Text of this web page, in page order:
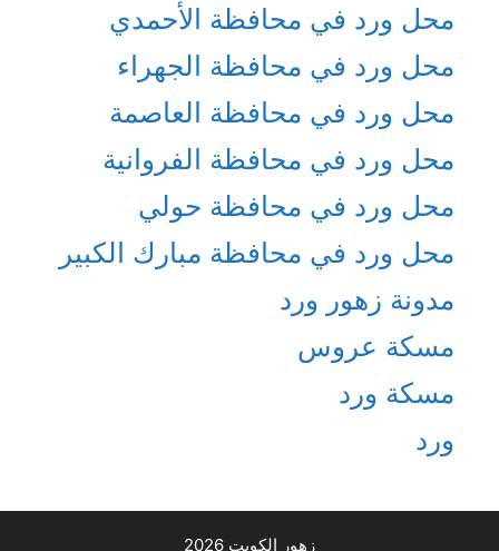
محل ورد في محافظة الأحمدي
محل ورد في محافظة الجهراء
محل ورد في محافظة العاصمة
محل ورد في محافظة الفروانية
محل ورد في محافظة حولي
محل ورد في محافظة مبارك الكبير
مدونة زهور ورد
مسكة عروس
مسكة ورد
ورد
زهور الكويت 2026